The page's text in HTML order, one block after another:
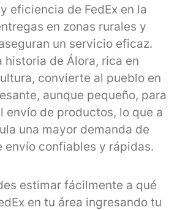
eficiencia de FedEx en la
en zonas rurales y
un servicio eficaz.
historia de Álora, rica en
convierte al pueblo en
aunque pequeño, para
envío de productos, lo que a
una mayor demanda de
envío confiables y rápidas.
estimar fácilmente a qué
en tu área ingresando tu